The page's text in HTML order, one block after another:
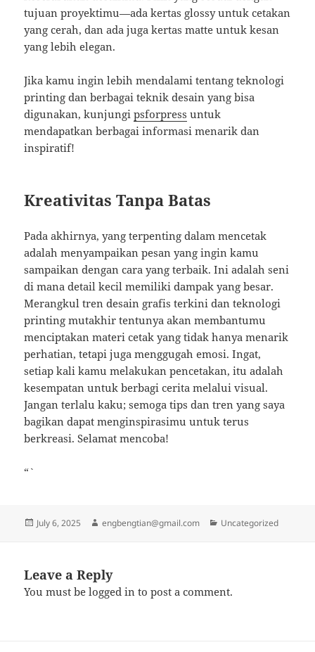
tujuan proyektimu—ada kertas glossy untuk cetakan
yang cerah, dan ada juga kertas matte untuk kesan
yang lebih elegan.
Jika kamu ingin lebih mendalami tentang teknologi
printing dan berbagai teknik desain yang bisa
digunakan, kunjungipsforpress untuk
mendapatkan berbagai informasi menarik dan
inspiratif!
Kreativitas Tanpa Batas
Pada akhirnya, yang terpenting dalam mencetak
adalah menyampaikan pesan yang ingin kamu
sampaikan dengan cara yang terbaik. Ini adalah seni
di mana detail kecil memiliki dampak yang besar.
Merangkul tren desain grafis terkini dan teknologi
printing mutakhir tentunya akan membantumu
menciptakan materi cetak yang tidak hanya menarik
perhatian, tetapi juga menggugah emosi. Ingat,
setiap kali kamu melakukan pencetakan, itu adalah
kesempatan untuk berbagi cerita melalui visual.
Jangan terlalu kaku; semoga tips dan tren yang saya
bagikan dapat menginspirasimu untuk terus
berkreasi. Selamat mencoba!
“`
Posted
July 6, 2025 Author
engbengtian@gmail.com Categories
Uncategorized
Leave a Reply
You must belogged in to post a comment.